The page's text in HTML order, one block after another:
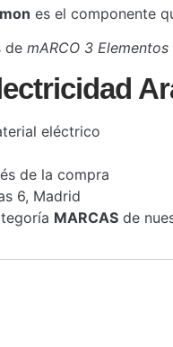
es el componente
de mARCO 3
eléctrico
de la compra
6, Madrid
MARCAS de